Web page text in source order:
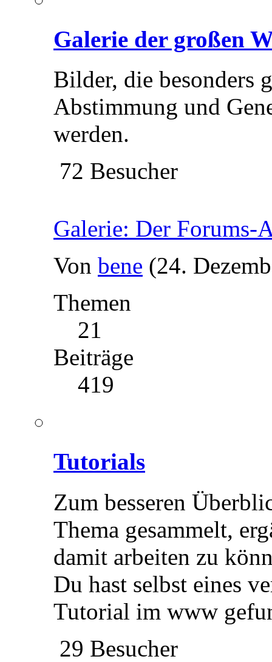
Galerie der großen
Bilder, die besonders
Abstimmung und
werden.
72 Besucher
Galerie: Der Forums-
Von bene (24.
Themen
21
Beiträge
419
Tutorials
Zum besseren
Thema gesammelt,
damit arbeiten zu
Du hast selbst eines
Tutorial im www
29 Besucher